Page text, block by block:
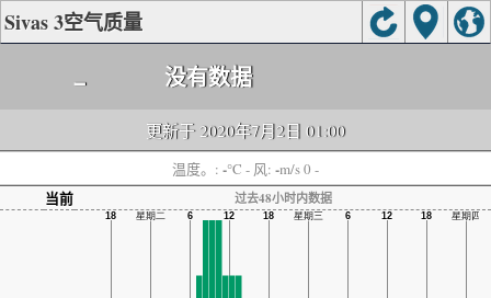
Sivas 3空气质量
- 没有数据
更新于 2020年7月2日 01:00
温度。: -°C - 风: -m/s 0 -
当前
过去48小时内数据